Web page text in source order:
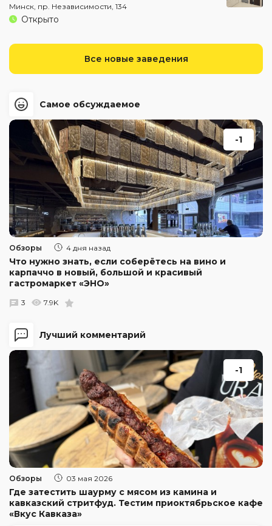
Минск, пр. Независимости, 134
Открыто
Все новые заведения
Лучший комментарий
-1
Обзоры 03 мая 2026
Где затестить шаурму с мясом из камина и
кавказский стритфуд. Тестим приоктябрьское кафе
«Вкус Кавказа»
Самое обсуждаемое
-1
Обзоры 4 дня назад
Что нужно знать, если соберётесь на вино и
карпаччо в новый, большой и красивый
гастромаркет «ЭНО»
3 7.9K